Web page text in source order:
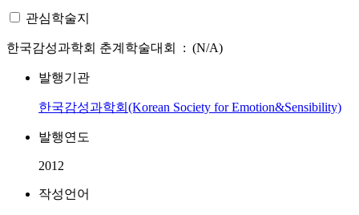
관심학술지
한국감성과학회 춘계학술대회 : (N/A)
발행기관
한국감성과학회(Korean Society for Emotion&Sensibility)
발행연도
2012
작성언어